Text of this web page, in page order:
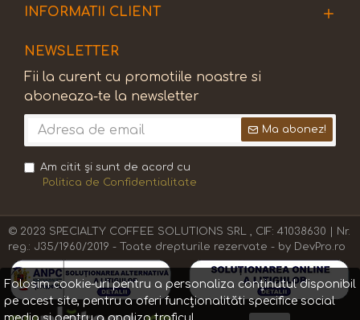
INFORMATII CLIENT
NEWSLETTER
Fii la curent cu promotiile noastre si
aboneaza-te la newsletter
Ma abonez!
Am citit şi sunt de acord cu
Politica de Confidentialitate
© 2023 SPECIALTY COFFEE SOLUTIONS SRL , CIF: 41038630 | Nr.
reg.: J35/1960/2019 - Toate drepturile rezervate - by DevPro.ro
Folosim cookie-uri pentru a personaliza conținutul disponibil
pe acest site, pentru a oferi funcționalităti specifice social